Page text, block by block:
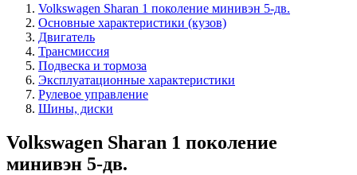
Volkswagen Sharan 1 поколение минивэн 5-дв.
Основные характеристики (кузов)
Двигатель
Трансмиссия
Подвеска и тормоза
Эксплуатационные характеристики
Рулевое управление
Шины, диски
Volkswagen Sharan 1 поколение
минивэн 5-дв.